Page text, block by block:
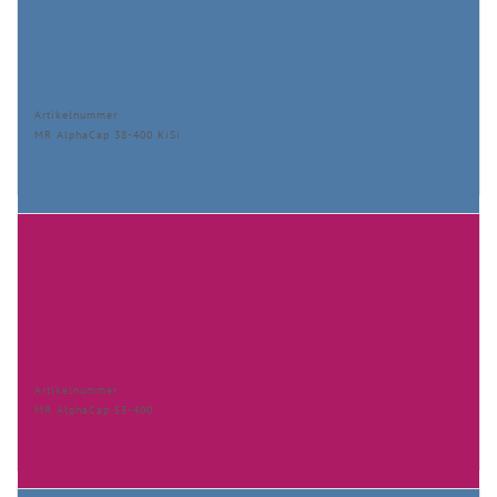
Artikelnummer
MR AlphaCap 38-400 KiSi
Artikelnummer
MR AlphaCap 53-400